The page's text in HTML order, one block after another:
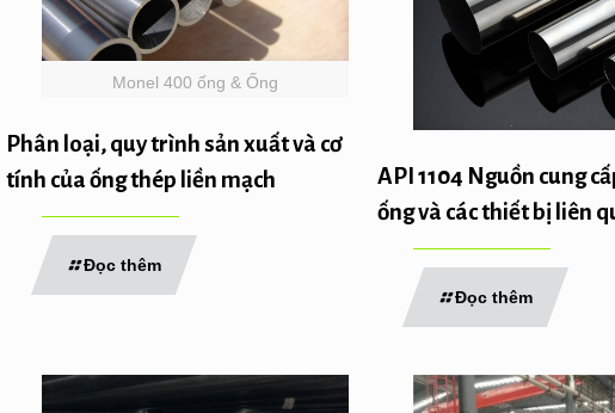
Monel 400 ống & Ống
Phân loại, quy trình sản xuất và cơ
tính của ống thép liền mạch
Đọc thêm
API 1104 Nguồn cung
ống và các thiết bị liên
Đọc thêm